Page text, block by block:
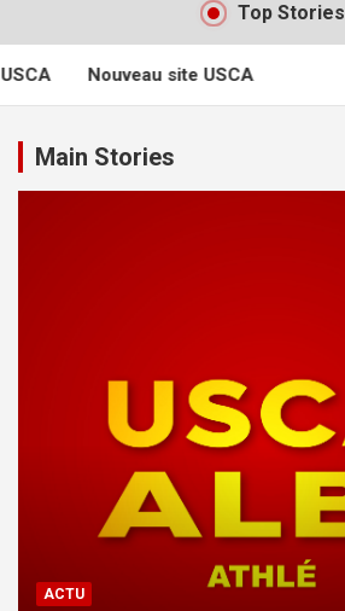
Top Stories
Nouveau site USCA
Main Stories
ACTU